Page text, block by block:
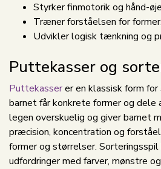
Styrker finmotorik og hånd-
Træner forståelsen for
Udvikler logisk tænkning og
Puttekasser og
Puttekasserer en klassisk form
barnet får konkrete former og dele
legen overskuelig og giver barnet
præcision, koncentration og
former og størrelser. Sorteringsspil
udfordringer med farver, mønstre